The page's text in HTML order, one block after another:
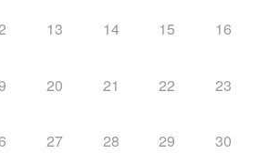
– Die nordische Skijugend der Welt zu
13 14 15 16
20 21 22 23
27 28 29 30